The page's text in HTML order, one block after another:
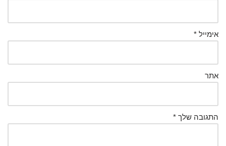
אימייל *
אתר
התגובה שלך *